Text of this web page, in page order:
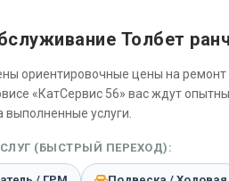
Толбет
ориентировочные цены на
«КатСервис 56» вас ждут
услуги.
(БЫСТРЫЙ ПЕРЕХОД):